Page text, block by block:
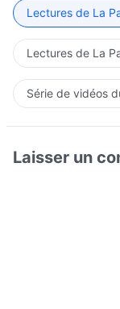
Lectures de La
Lectures de La
Série de vidéos
Laisser un